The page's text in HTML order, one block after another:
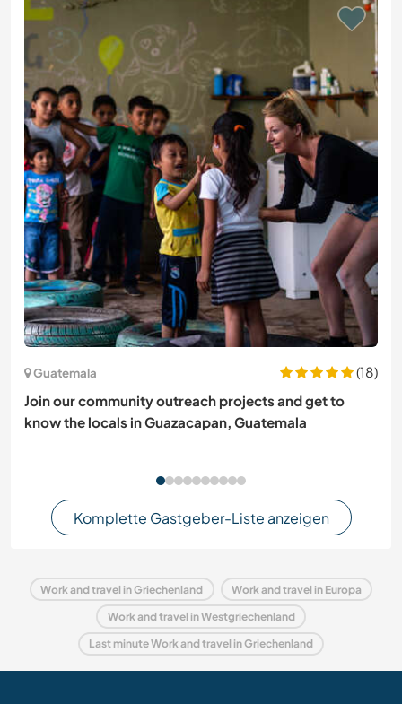
Guatemala
(18)
Join our community outreach projects and get to
know the locals in Guazacapan, Guatemala
Komplette Gastgeber-Liste anzeigen
Work and travel in Griechenland Work and travel in Europa
Work and travel in Westgriechenland
Last minute Work and travel in Griechenland